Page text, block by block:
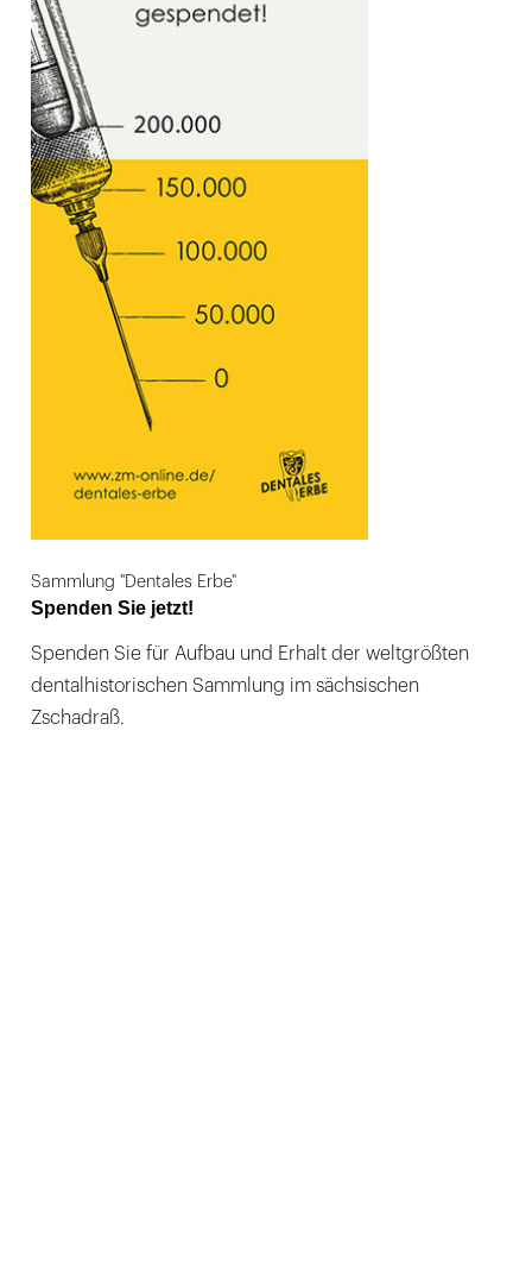
Sammlung "Dentales Erbe"
Spenden Sie jetzt!
Spenden Sie für Aufbau und Erhalt der weltgrößten
dentalhistorischen Sammlung im sächsischen
Zschadraß.